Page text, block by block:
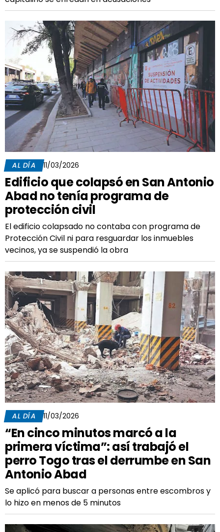
AL DÍA 11/03/2026
Edificio que colapsó en San Antonio
Abad no tenía programa de
protección civil
El edificio colapsado no contaba con programa de
Protección Civil ni para resguardar los inmuebles
vecinos, ya se suspendió la obra
AL DÍA 11/03/2026
“En cinco minutos marcó a la
primera víctima”: así trabajó el
perro Togo tras el derrumbe en San
Antonio Abad
Se aplicó para buscar a personas entre escombros y
lo hizo en menos de 5 minutos